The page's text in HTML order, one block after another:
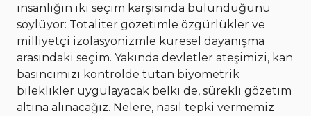
insanlığın iki seçim karşısında bulunduğunu
söylüyor: Totaliter gözetimle özgürlükler ve
milliyetçi izolasyonizmle küresel dayanışma
arasındaki seçim. Yakında devletler ateşimizi, kan
basıncımızı kontrolde tutan biyometrik
bileklikler uygulayacak belki de, sürekli gözetim
altına alınacağız. Nelere, nasıl tepki vermemiz